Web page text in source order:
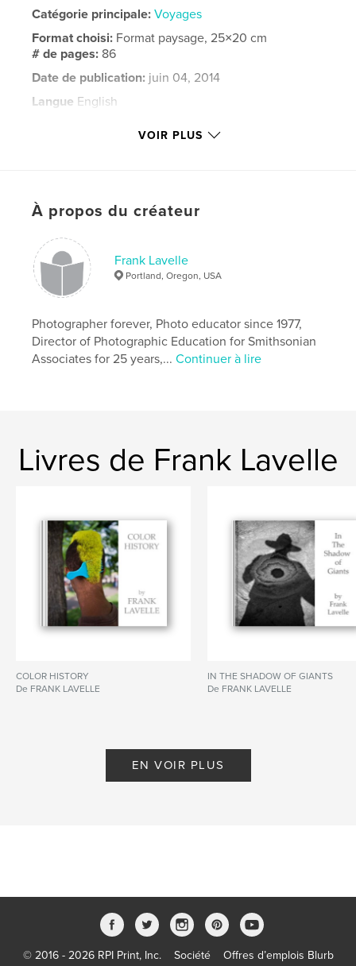
Catégorie principale: Voyages
Format choisi: Format paysage, 25×20 cm
# de pages: 86
Date de publication: juin 04, 2014
Langue English
VOIR PLUS
À propos du créateur
Frank Lavelle
Portland, Oregon, USA
Photographer forever, Photo educator since 1977,
Director of Photographic Education for Smithsonian
Associates for 25 years,...Continuer à lire
Livres de Frank Lavelle
COLOR HISTORY
De FRANK LAVELLE
IN THE SHADOW OF GIANTS
De FRANK LAVELLE
EN VOIR PLUS
© 2016 - 2026 RPI Print, Inc. Société Offres d’emplois Blurb